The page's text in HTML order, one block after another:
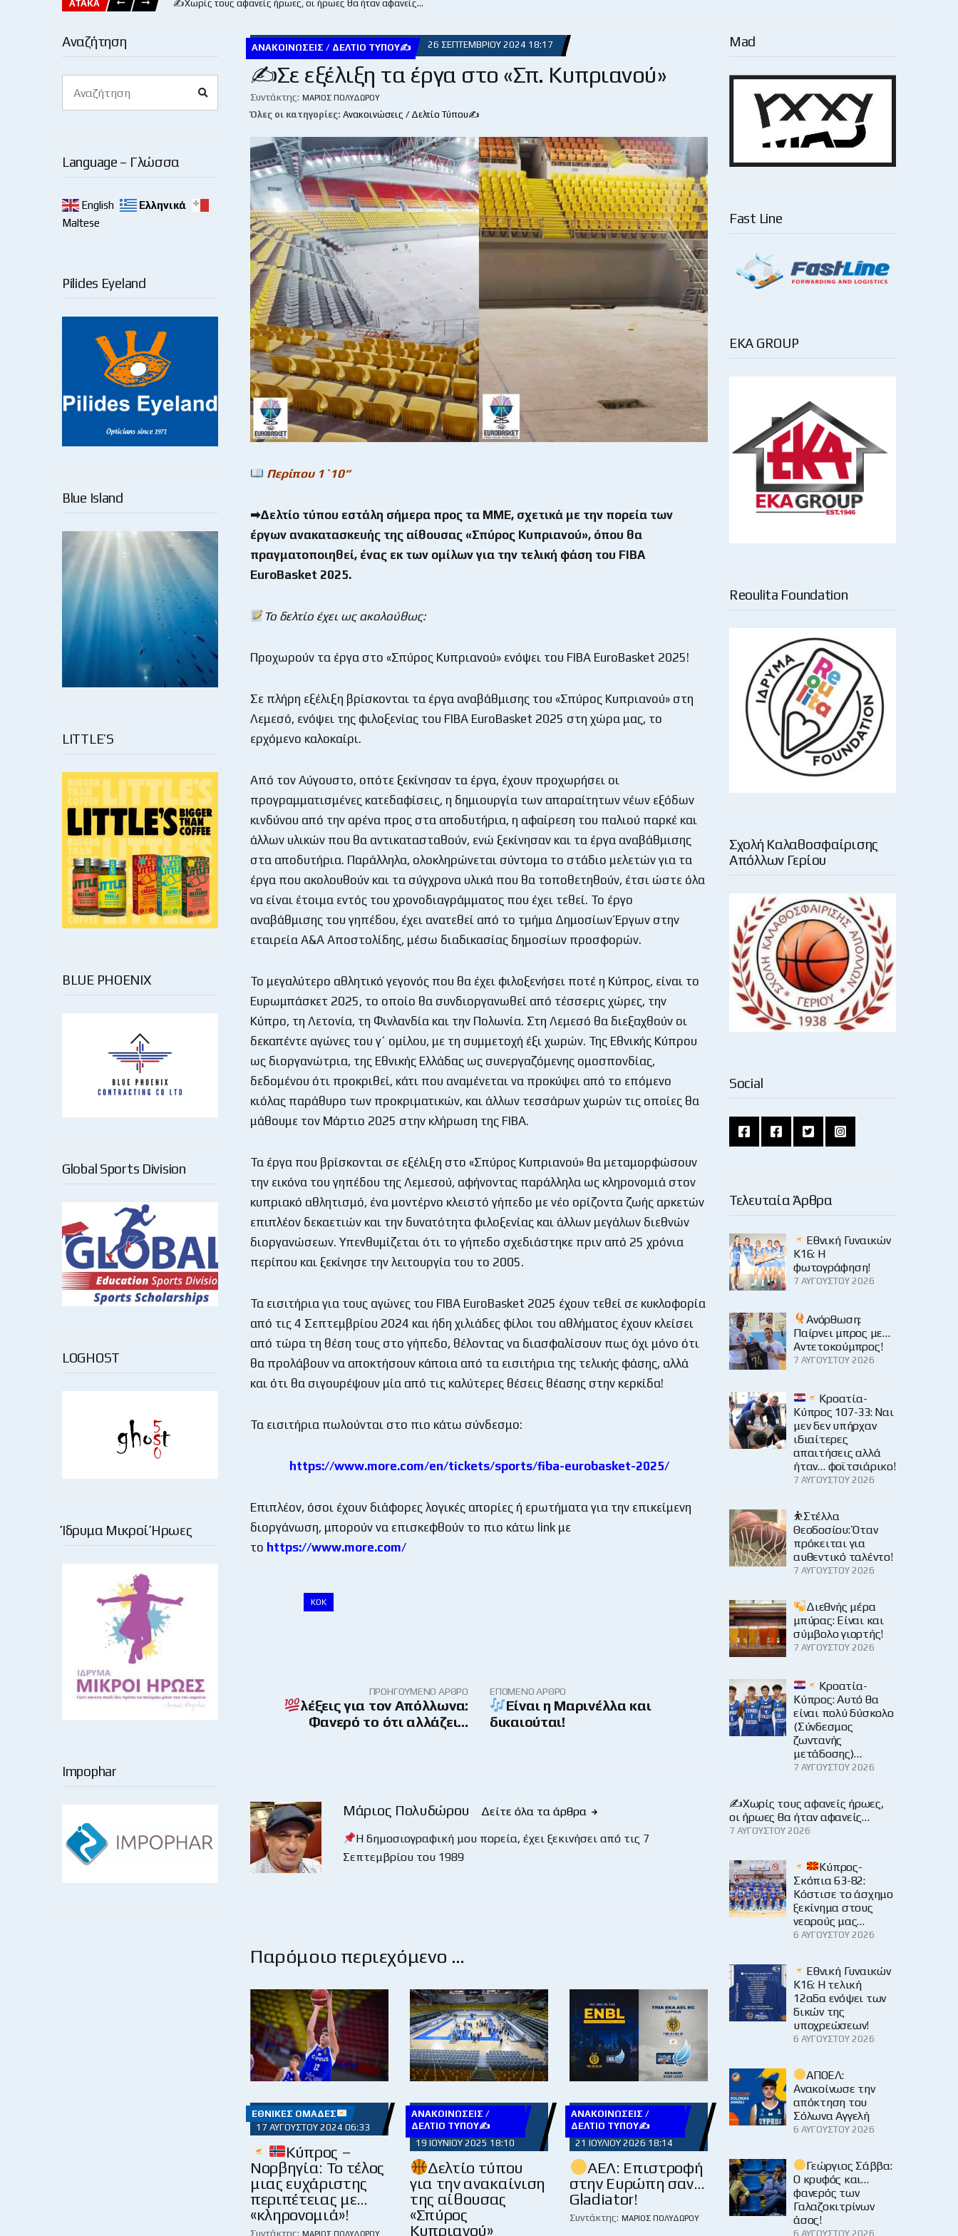
ΑΤΑΚΑ ✍️Χωρίς τους αφανείς ήρωες, οι ήρωες θα ήταν αφανείς…
Αναζήτηση
for:
Language – Γλώσσα
English
Ελληνικά
Maltese
Pilides Eyeland
Blue Island
LITTLE’S
BLUE PHOENIX
Global Sports Division
LOGHOST
Ίδρυμα Μικροί Ήρωες
Impophar
ΑΝΑΚΟΙΝΏΣΕΙΣ / ΔΕΛΤΊΟ ΤΎΠΟΥ✍ 26 ΣΕΠΤΕΜΒΡΊΟΥ 2024 18:17
✍Σε εξέλιξη τα έργα στο «Σπ. Κυπριανού»
Συντάκτης: ΜΆΡΙΟΣ ΠΟΛΥΔΏΡΟΥ
Όλες οι κατηγορίες: Ανακοινώσεις / Δελτίο Τύπου✍
Περίπου 1`10“
➡Δελτίο τύπου εστάλη σήμερα προς τα ΜΜΕ, σχετικά με την πορεία των
έργων ανακατασκευής της αίθουσας «Σπύρος Κυπριανού», όπου θα
πραγματοποιηθεί, ένας εκ των ομίλων για την τελική φάση του FIBA
EuroBasket 2025.
Το δελτίο έχει ως ακολούθως:
Προχωρούν τα έργα στο «Σπύρος Κυπριανού» ενόψει του FIBA EuroBasket 2025!
Σε πλήρη εξέλιξη βρίσκονται τα έργα αναβάθμισης του «Σπύρος Κυπριανού» στη
Λεμεσό, ενόψει της φιλοξενίας του FIBA EuroBasket 2025 στη χώρα μας, το
ερχόμενο καλοκαίρι.
Από τον Αύγουστο, οπότε ξεκίνησαν τα έργα, έχουν προχωρήσει οι
προγραμματισμένες κατεδαφίσεις, η δημιουργία των απαραίτητων νέων εξόδων
κινδύνου από την αρένα προς στα αποδυτήρια, η αφαίρεση του παλιού παρκέ και
άλλων υλικών που θα αντικατασταθούν, ενώ ξεκίνησαν και τα έργα αναβάθμισης
στα αποδυτήρια. Παράλληλα, ολοκληρώνεται σύντομα το στάδιο μελετών για τα
έργα που ακολουθούν και τα σύγχρονα υλικά που θα τοποθετηθούν, έτσι ώστε όλα
να είναι έτοιμα εντός του χρονοδιαγράμματος που έχει τεθεί. Το έργο
αναβάθμισης του γηπέδου, έχει ανατεθεί από το τμήμα Δημοσίων Έργων στην
εταιρεία Α&Α Αποστολίδης, μέσω διαδικασίας δημοσίων προσφορών.
Το μεγαλύτερο αθλητικό γεγονός που θα έχει φιλοξενήσει ποτέ η Κύπρος, είναι το
Ευρωμπάσκετ 2025, το οποίο θα συνδιοργανωθεί από τέσσερις χώρες, την
Κύπρο, τη Λετονία, τη Φινλανδία και την Πολωνία. Στη Λεμεσό θα διεξαχθούν οι
δεκαπέντε αγώνες του γ΄ ομίλου, με τη συμμετοχή έξι χωρών. Της Εθνικής Κύπρου
ως διοργανώτρια, της Εθνικής Ελλάδας ως συνεργαζόμενης ομοσπονδίας,
δεδομένου ότι προκριθεί, κάτι που αναμένεται να προκύψει από το επόμενο
κιόλας παράθυρο των προκριματικών, και άλλων τεσσάρων χωρών τις οποίες θα
μάθουμε τον Μάρτιο 2025 στην κλήρωση της FIBA.
Τα έργα που βρίσκονται σε εξέλιξη στο «Σπύρος Κυπριανού» θα μεταμορφώσουν
την εικόνα του γηπέδου της Λεμεσού, αφήνοντας παράλληλα ως κληρονομιά στον
κυπριακό αθλητισμό, ένα μοντέρνο κλειστό γήπεδο με νέο ορίζοντα ζωής αρκετών
επιπλέον δεκαετιών και την δυνατότητα φιλοξενίας και άλλων μεγάλων διεθνών
διοργανώσεων. Υπενθυμίζεται ότι το γήπεδο σχεδιάστηκε πριν από 25 χρόνια
περίπου και ξεκίνησε την λειτουργία του το 2005.
Τα εισιτήρια για τους αγώνες του FIBA EuroBasket 2025 έχουν τεθεί σε κυκλοφορία
από τις 4 Σεπτεμβρίου 2024 και ήδη χιλιάδες φίλοι του αθλήματος έχουν κλείσει
από τώρα τη θέση τους στο γήπεδο, θέλοντας να διασφαλίσουν πως όχι μόνο ότι
θα προλάβουν να αποκτήσουν κάποια από τα εισιτήρια της τελικής φάσης, αλλά
και ότι θα σιγουρέψουν μία από τις καλύτερες θέσεις θέασης στην κερκίδα!
Τα εισιτήρια πωλούνται στο πιο κάτω σύνδεσμο:
https://www.more.com/en/tickets/sports/fiba-eurobasket-2025/
Επιπλέον, όσοι έχουν διάφορες λογικές απορίες ή ερωτήματα για την επικείμενη
διοργάνωση, μπορούν να επισκεφθούν το πιο κάτω link με
το https://www.more.com/
ΚΟΚ
ΠΡΟΗΓΟΎΜΕΝΟ ΆΡΘΡΟ
λέξεις για τον Απόλλωνα:
Φανερό το ότι αλλάζει…
ΕΠΌΜΕΝΟ ΆΡΘΡΟ
Είναι η Μαρινέλλα και
δικαιούται!
Μάριος Πολυδώρου
Δείτε όλα τα άρθρα
Η δημοσιογραφική μου πορεία, έχει ξεκινήσει από τις 7
Σεπτεμβρίου του 1989
Παρόμοιο περιεχόμενο …
ΕΘΝΙΚΈΣ ΟΜΆΔΕΣ
17 ΑΥΓΟΎΣΤΟΥ 2024 06:33
Κύπρος –
Νορβηγία: Το τέλος
μιας ευχάριστης
περιπέτειας με…
«κληρονομιά»!
Συντάκτης: ΜΆΡΙΟΣ ΠΟΛΥΔΏΡΟΥ
ΑΝΑΚΟΙΝΏΣΕΙΣ /
ΔΕΛΤΊΟ ΤΎΠΟΥ✍
19 ΙΟΥΝΊΟΥ 2025 18:10
Δελτίο τύπου
για την ανακαίνιση
της αίθουσας
«Σπύρος
Κυπριανού»
ΑΝΑΚΟΙΝΏΣΕΙΣ /
ΔΕΛΤΊΟ ΤΎΠΟΥ✍
21 ΙΟΥΛΊΟΥ 2026 18:14
ΑΕΛ: Επιστροφή
στην Ευρώπη σαν…
Gladiator!
Συντάκτης: ΜΆΡΙΟΣ ΠΟΛΥΔΏΡΟΥ
Mad
Fast Line
EKA GROUP
Reoulita Foundation
Σχολή Καλαθοσφαίρισης
Απόλλων Γερίου
Social
Τελευταία Άρθρα
Εθνική Γυναικών
Κ16: Η
φωτογράφηση!
7 ΑΥΓΟΎΣΤΟΥ 2026
Ανόρθωση:
Παίρνει μπρος με…
Αντετοκούμπρος!
7 ΑΥΓΟΎΣΤΟΥ 2026
Κροατία-
Κύπρος 107-33: Ναι
μεν δεν υπήρχαν
ιδιαίτερες
απαιτήσεις αλλά
ήταν… φοϊτσιάρικο!
7 ΑΥΓΟΎΣΤΟΥ 2026
⛹️Στέλλα
Θεοδοσίου: Όταν
πρόκειται για
αυθεντικό ταλέντο!
7 ΑΥΓΟΎΣΤΟΥ 2026
Διεθνής μέρα
μπύρας: Είναι και
σύμβολο γιορτής!
7 ΑΥΓΟΎΣΤΟΥ 2026
Κροατία-
Κύπρος: Αυτό θα
είναι πολύ δύσκολο
(Σύνδεσμος
ζωντανής
μετάδοσης)…
7 ΑΥΓΟΎΣΤΟΥ 2026
✍️Χωρίς τους αφανείς ήρωες,
οι ήρωες θα ήταν αφανείς…
7 ΑΥΓΟΎΣΤΟΥ 2026
Κύπρος-
Σκόπια 63-82:
Κόστισε το άσχημο
ξεκίνημα στους
νεαρούς μας…
6 ΑΥΓΟΎΣΤΟΥ 2026
Εθνική Γυναικών
Κ16: Η τελική
12αδα ενόψει των
δικών της
υποχρεώσεων!
6 ΑΥΓΟΎΣΤΟΥ 2026
ΑΠΟΕΛ:
Ανακοίνωσε την
απόκτηση του
Σόλωνα Αγγελή
6 ΑΥΓΟΎΣΤΟΥ 2026
Γεώργιος Σάββα:
Ο κρυφός και…
φανερός των
Γαλαζοκιτρίνων
άσος!
6 ΑΥΓΟΎΣΤΟΥ 2026